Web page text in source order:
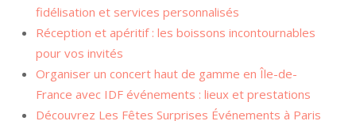
fidélisation et services personnalisés
Réception et apéritif : les boissons incontournables
pour vos invités
Organiser un concert haut de gamme en Île-de-
France avec IDF événements : lieux et prestations
Découvrez Les Fêtes Surprises Événements à Paris